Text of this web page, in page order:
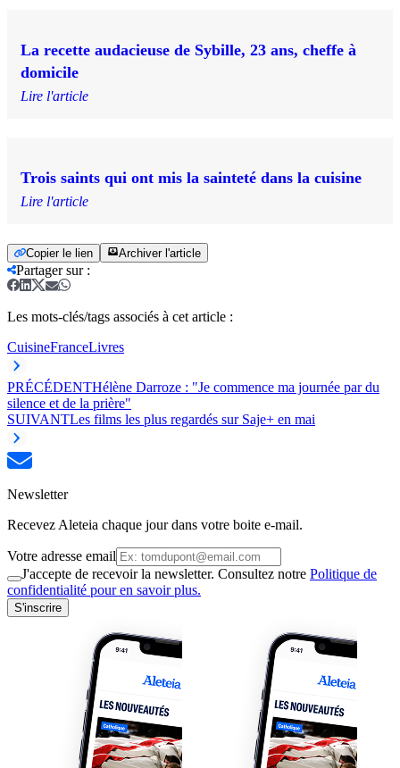
La recette audacieuse de Sybille, 23 ans, cheffe à
domicile
Lire l'article
Trois saints qui ont mis la sainteté dans la cuisine
Lire l'article
Copier le lien Archiver l'article
Partager sur:
Les mots-clés/tags associés à cet article :
CuisineFranceLivres
PRÉCÉDENTHélène Darroze : "Je commence ma journée par du
silence et de la prière"
SUIVANTLes films les plus regardés sur Saje+ en mai
Newsletter
Recevez Aleteia chaque jour dans votre boite e-mail.
Votre adresse email
J'accepte de recevoir la newsletter. Consultez notre Politique de
confidentialité pour en savoir plus.
S'inscrire